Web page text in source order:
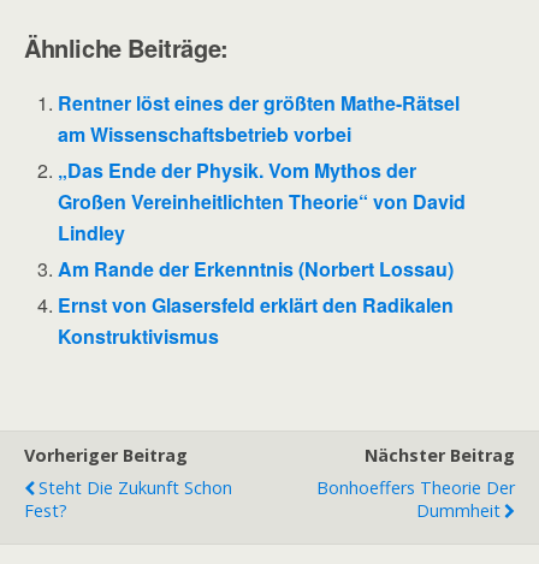
Ähnliche Beiträge:
Rentner löst eines der größten Mathe-Rätsel
am Wissenschaftsbetrieb vorbei
„Das Ende der Physik. Vom Mythos der
Großen Vereinheitlichten Theorie“ von David
Lindley
Am Rande der Erkenntnis (Norbert Lossau)
Ernst von Glasersfeld erklärt den Radikalen
Konstruktivismus
Vorheriger Beitrag
Steht Die Zukunft Schon
Fest?
Nächster Beitrag
Bonhoeffers Theorie Der
Dummheit